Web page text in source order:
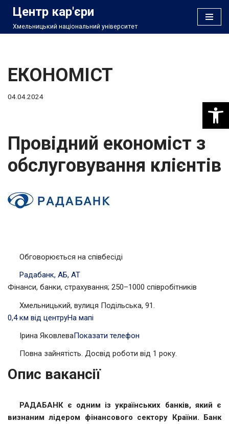
Перейти
Центр кар'єри
Хмельницький національний університет
ЕКОНОМІСТ
04.04.2024
Провідний економіст з
обслуговування клієнтів
Обговорюється на співбесіді
Радабанк, АБ, АТ
Фінанси, банки, страхування; 250–1000 співробітників
Хмельницький, вулиця Подільська, 91.
0,4 км від центруНа мапі
Ірина ЯковлеваПоказати телефон
Повна зайнятість. Досвід роботи від 1 року.
Опис вакансії
РАДАБАНК є одним із українських банків, який є
визнаним лідером фінансового сектору Країни. Банк